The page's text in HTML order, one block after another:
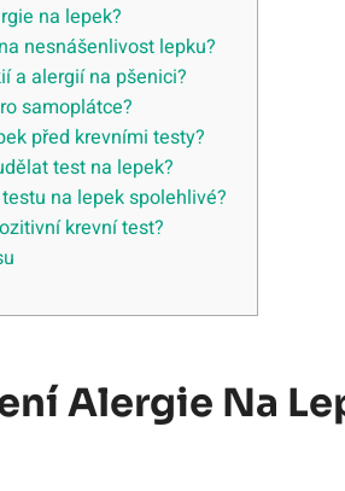
na lepek?
nesnášenlivost lepku?
a alergií na pšenici?
samoplátce?
před krevními testy?
test na lepek?
na lepek spolehlivé?
krevní test?
Alergie Na